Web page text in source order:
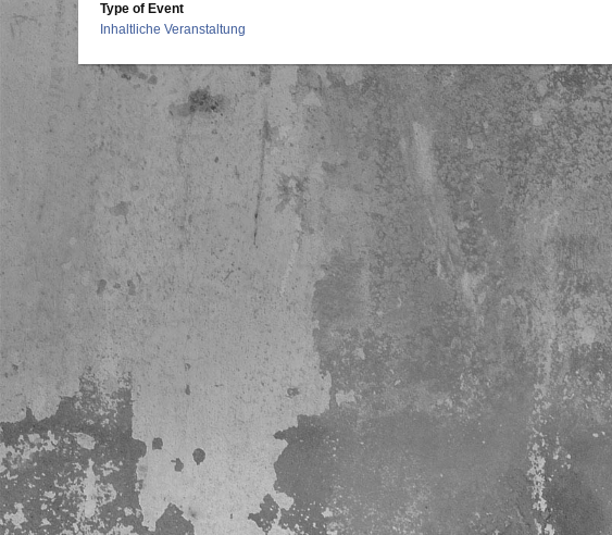
Type of Event
Inhaltliche Veranstaltung